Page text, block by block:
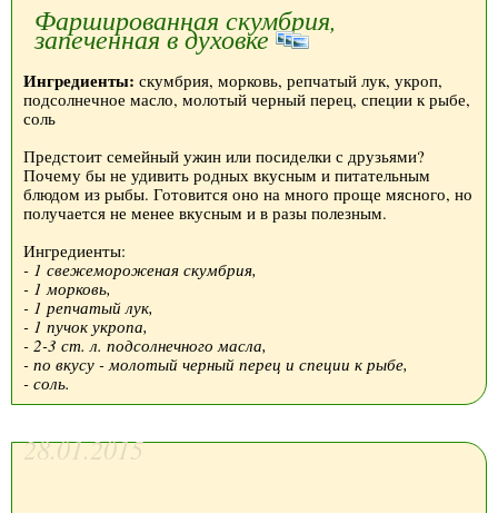
Фаршированная скумбрия,
запеченная в духовке
Ингредиенты: скумбрия, морковь, репчатый лук, укроп,
подсолнечное масло, молотый черный перец, специи к рыбе,
соль
Предстоит семейный ужин или посиделки с друзьями?
Почему бы не удивить родных вкусным и питательным
блюдом из рыбы. Готовится оно на много проще мясного, но
получается не менее вкусным и в разы полезным.
Ингредиенты:
- 1 свежемороженая скумбрия,
- 1 морковь,
- 1 репчатый лук,
- 1 пучок укропа,
- 2-3 ст. л. подсолнечного масла,
- по вкусу - молотый черный перец и специи к рыбе,
- соль.
28.01.2015